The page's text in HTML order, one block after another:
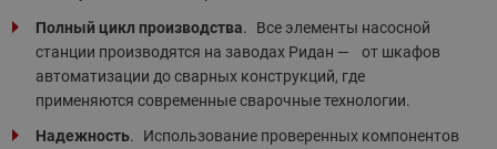
Полный цикл производства. Все элементы насосной
станции производятся на заводах Ридан — от шкафов
автоматизации до сварных конструкций, где
применяются современные сварочные технологии.
Надежность. Использование проверенных компонентов